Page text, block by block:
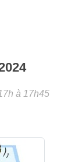
à 17h45